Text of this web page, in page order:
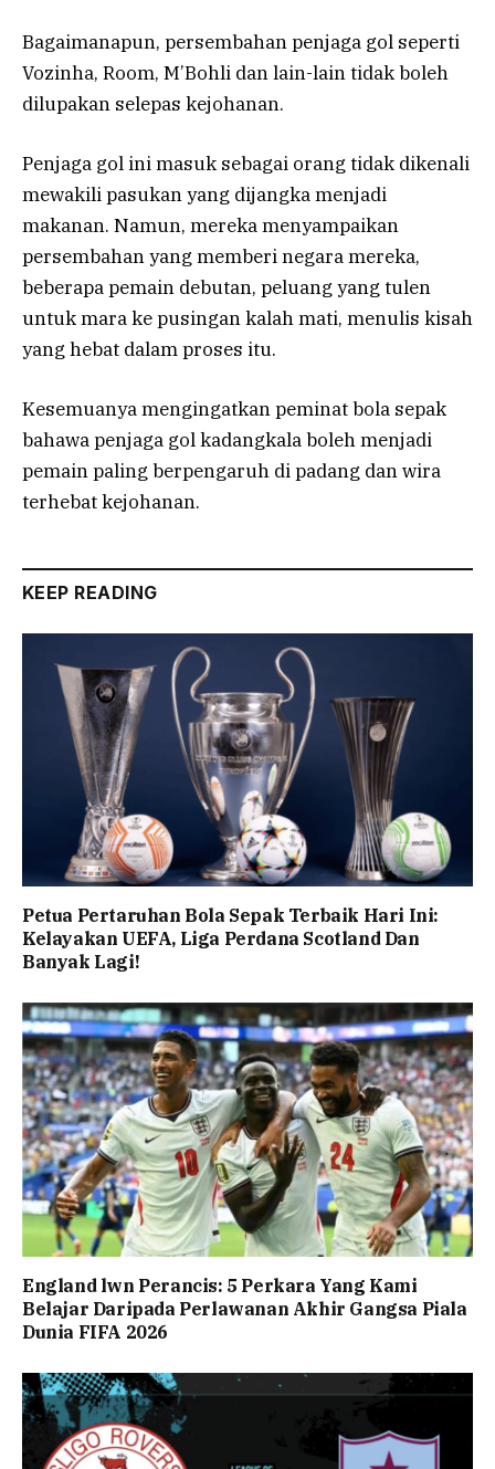
Bagaimanapun, persembahan penjaga gol seperti
Vozinha, Room, M’Bohli dan lain-lain tidak boleh
dilupakan selepas kejohanan.
Penjaga gol ini masuk sebagai orang tidak dikenali
mewakili pasukan yang dijangka menjadi
makanan. Namun, mereka menyampaikan
persembahan yang memberi negara mereka,
beberapa pemain debutan, peluang yang tulen
untuk mara ke pusingan kalah mati, menulis kisah
yang hebat dalam proses itu.
Kesemuanya mengingatkan peminat bola sepak
bahawa penjaga gol kadangkala boleh menjadi
pemain paling berpengaruh di padang dan wira
terhebat kejohanan.
KEEP READING
Petua Pertaruhan Bola Sepak Terbaik Hari Ini:
Kelayakan UEFA, Liga Perdana Scotland Dan
Banyak Lagi!
England lwn Perancis: 5 Perkara Yang Kami
Belajar Daripada Perlawanan Akhir Gangsa Piala
Dunia FIFA 2026